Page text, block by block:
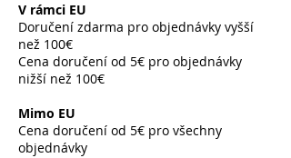
V rámci EU
Doručení zdarma pro objednávky vyšší
než 100€
Cena doručení od 5€ pro objednávky
nižší než 100€
Mimo EU
Cena doručení od 5€ pro všechny
objednávky